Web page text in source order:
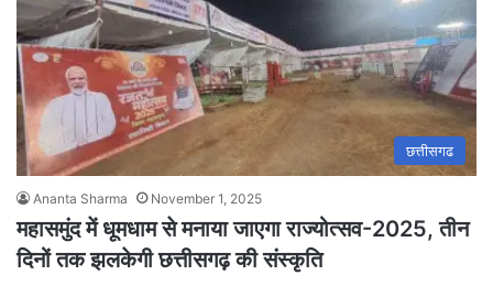
छत्तीसगढ
Ananta Sharma November 1, 2025
महासमुंद में धूमधाम से मनाया जाएगा राज्योत्सव-2025, तीन
दिनों तक झलकेगी छत्तीसगढ़ की संस्कृति